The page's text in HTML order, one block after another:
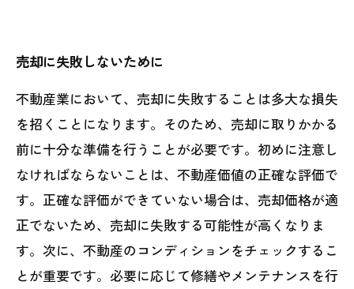
売却に失敗しないために
不動産業において、売却に失敗することは多大な損失
を招くことになります。そのため、売却に取りかかる
前に十分な準備を行うことが必要です。初めに注意し
なければならないことは、不動産価値の正確な評価で
す。正確な評価ができていない場合は、売却価格が適
正でないため、売却に失敗する可能性が高くなりま
す。次に、不動産のコンディションをチェックするこ
とが重要です。必要に応じて修繕やメンテナンスを行